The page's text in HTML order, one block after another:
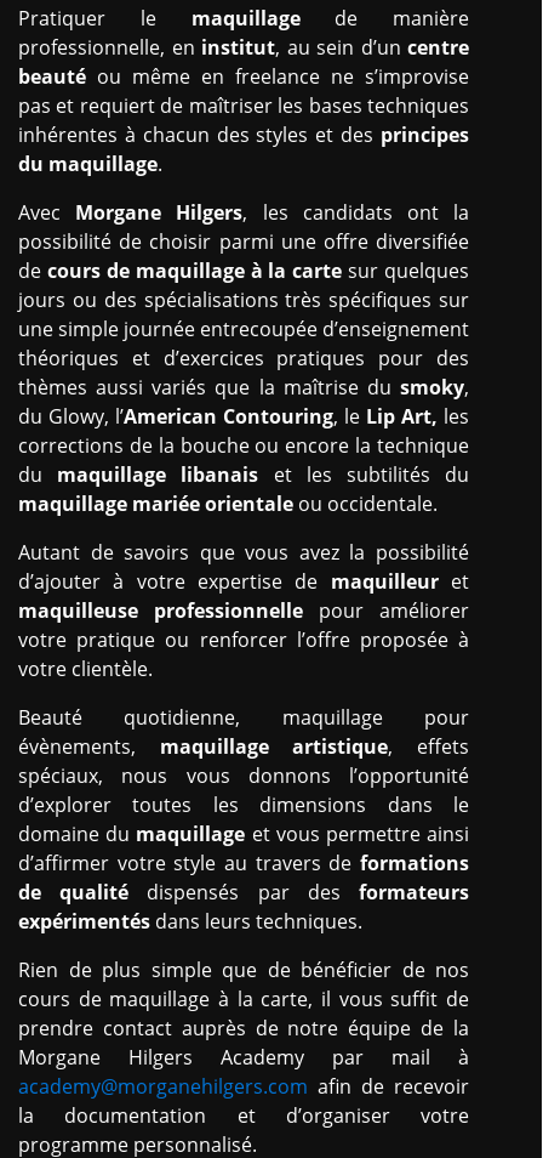
Pratiquer le maquillagede manière
professionnelle, en institut, au sein d’un centre
beauté ou même en freelance ne s’improvise
pas et requiert de maîtriser les bases techniques
inhérentes à chacun des styles et des principes
du maquillage.
Avec Morgane Hilgers, les candidats ont la
possibilité de choisir parmi une offre diversifiée
de cours de maquillage à la cartesur quelques
jours ou des spécialisations très spécifiques sur
une simple journée entrecoupée d’enseignement
théoriques et d’exercices pratiques pour des
thèmes aussi variés que la maîtrise du smoky,
du Glowy, l’American Contouring, le Lip Art, les
corrections de la bouche ou encore la technique
du maquillage libanais et les subtilités du
maquillage mariée orientale ou occidentale.
Autant de savoirs que vous avez la possibilité
d’ajouter à votre expertise de maquilleuret
maquilleuse professionnelle pour améliorer
votre pratique ou renforcer l’offre proposée à
votre clientèle.
Beauté quotidienne, maquillage pour
évènements, maquillage artistique, effets
spéciaux, nous vous donnons l’opportunité
d’explorer toutes les dimensions dans le
domaine du maquillage et vous permettre ainsi
d’affirmer votre style au travers de formations
de qualité dispensés par desformateurs
expérimentés dans leurs techniques.
Rien de plus simple que de bénéficier de nos
cours de maquillage à la carte, il vous suffit de
prendre contact auprès de notre équipe de la
Morgane Hilgers Academy par mail à
academy@morganehilgers.com afin de recevoir
la documentation et d’organiser votre
programme personnalisé.